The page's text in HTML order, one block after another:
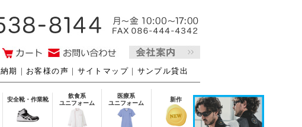
納期 ｜ お客様の声 ｜ サイトマップ ｜ サンプル貸出
安全靴・作業靴
飲食系
ユニフォーム
医療系
ユニフォーム
新作